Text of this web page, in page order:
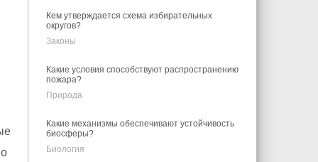
Кем утверждается схема избирательных
округов?
Законы
Какие условия способствуют распространению
пожара?
Природа
Какие механизмы обеспечивают устойчивость
биосферы?
Биология